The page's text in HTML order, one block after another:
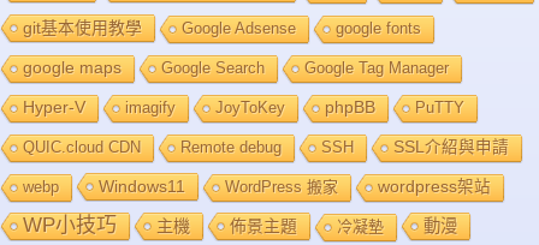
git基本使用教學 Google Adsense google fonts
google maps Google Search Google Tag Manager
Hyper-V imagify JoyToKey phpBB PuTTY
QUIC.cloud CDN Remote debug SSH SSL介紹與申請
webp Windows11 WordPress 搬家 wordpress架站
WP小技巧 主機 佈景主題 冷凝墊 動漫